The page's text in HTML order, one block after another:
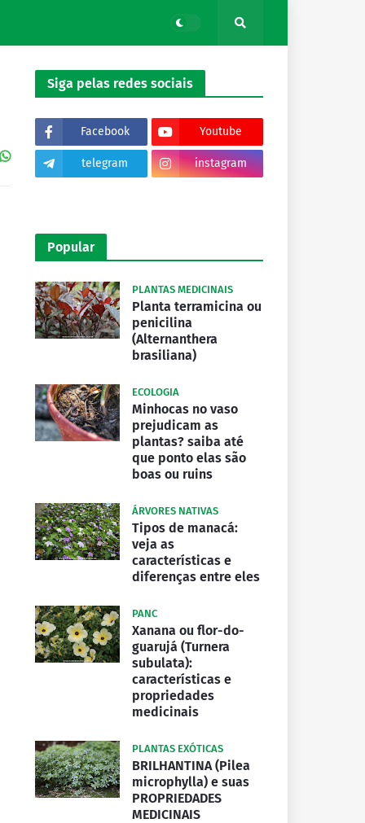
Siga pelas redes sociais
Facebook Youtube
telegram instagram
Popular
PLANTAS MEDICINAIS
Planta terramicina ou
penicilina
(Alternanthera
brasiliana)
ECOLOGIA
Minhocas no vaso
prejudicam as
plantas? saiba até
que ponto elas são
boas ou ruins
ÁRVORES NATIVAS
Tipos de manacá:
veja as
características e
diferenças entre eles
PANC
Xanana ou flor-do-
guarujá (Turnera
subulata):
características e
propriedades
medicinais
PLANTAS EXÓTICAS
BRILHANTINA (Pilea
microphylla) e suas
PROPRIEDADES
MEDICINAIS